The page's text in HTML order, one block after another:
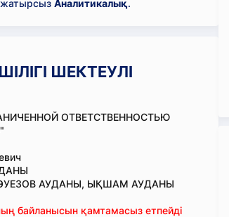
жатырсыз Аналитикалық.
ШЕКТЕУЛІ
ОТВЕТСТВЕННОСТЬЮ
АУДАНЫ, ЫҚШАМ АУДАНЫ
байланысын қамтамасыз етпейді